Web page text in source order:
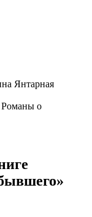
Янтарная
о